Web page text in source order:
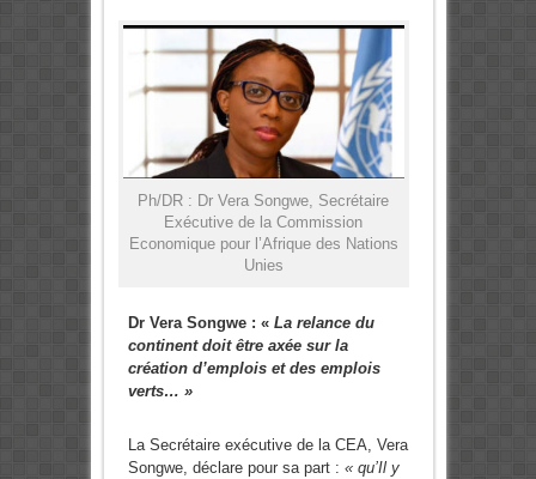
Ph/DR : Dr Vera Songwe, Secrétaire
Exécutive de la Commission
Economique pour l’Afrique des Nations
Unies
Dr Vera Songwe : « La relance du
continent doit être axée sur la
création d’emplois et des emplois
verts… »
La Secrétaire exécutive de la CEA, Vera
Songwe, déclare pour sa part : « qu’Il y